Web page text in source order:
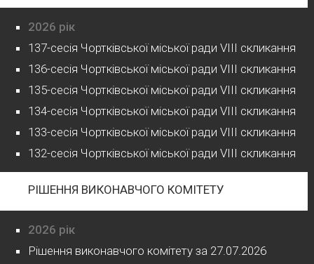
2026 рік
137-сесія Чортківської міської ради VIII скликання
136-сесія Чортківської міської ради VIII скликання
135-сесія Чортківської міської ради VIII скликання
134-сесія Чортківської міської ради VIII скликання
133-сесія Чортківської міської ради VIII скликання
132-сесія Чортківської міської ради VIII скликання
РІШЕННЯ ВИКОНАВЧОГО КОМІТЕТУ
2026 рік
Рішення виконавчого комітету за 27.07.2026